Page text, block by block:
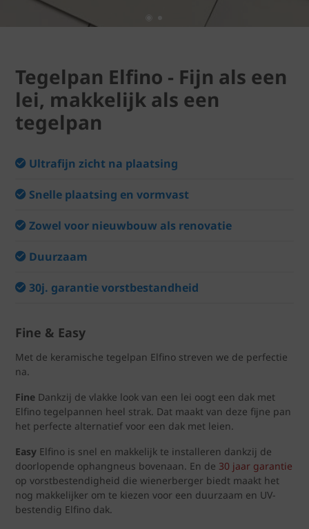
Tegelpan Elfino - Fijn als een
lei, makkelijk als een
tegelpan
Ultrafijn zicht na plaatsing
Snelle plaatsing en vormvast
Zowel voor nieuwbouw als renovatie
Duurzaam
30j. garantie vorstbestandheid
Fine & Easy
Met de keramische tegelpan Elfino streven we de perfectie
na.
Fine Dankzij de vlakke look van een lei oogt een dak met
Elfino tegelpannen heel strak. Dat maakt van deze fijne pan
het perfecte alternatief voor een dak met leien.
Easy Elfino is snel en makkelijk te installeren dankzij de
doorlopende ophangneus bovenaan. En de 30 jaar garantie
op vorstbestendigheid die wienerberger biedt maakt het
nog makkelijker om te kiezen voor een duurzaam en UV-
bestendig Elfino dak.